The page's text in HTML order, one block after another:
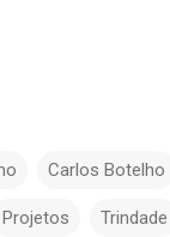
Carlos Botelho
Projetos Trindade